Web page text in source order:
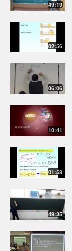
49:19
02:56
06:06
10:41
01:59
49:35